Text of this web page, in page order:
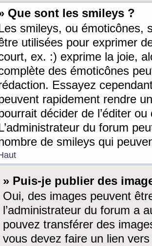
Que sont les smileys ?
smileys, ou émoticônes,
utilisées pour exprimer
ex. :) exprime la joie,
des émoticônes
Essayez
rapidement rendre
décider de l’éditer
du forum
de smileys qui
» Puis-je publier des
Oui, des images peuvent
l’administrateur du forum a
pouvez transférer des
vous devez faire un lien